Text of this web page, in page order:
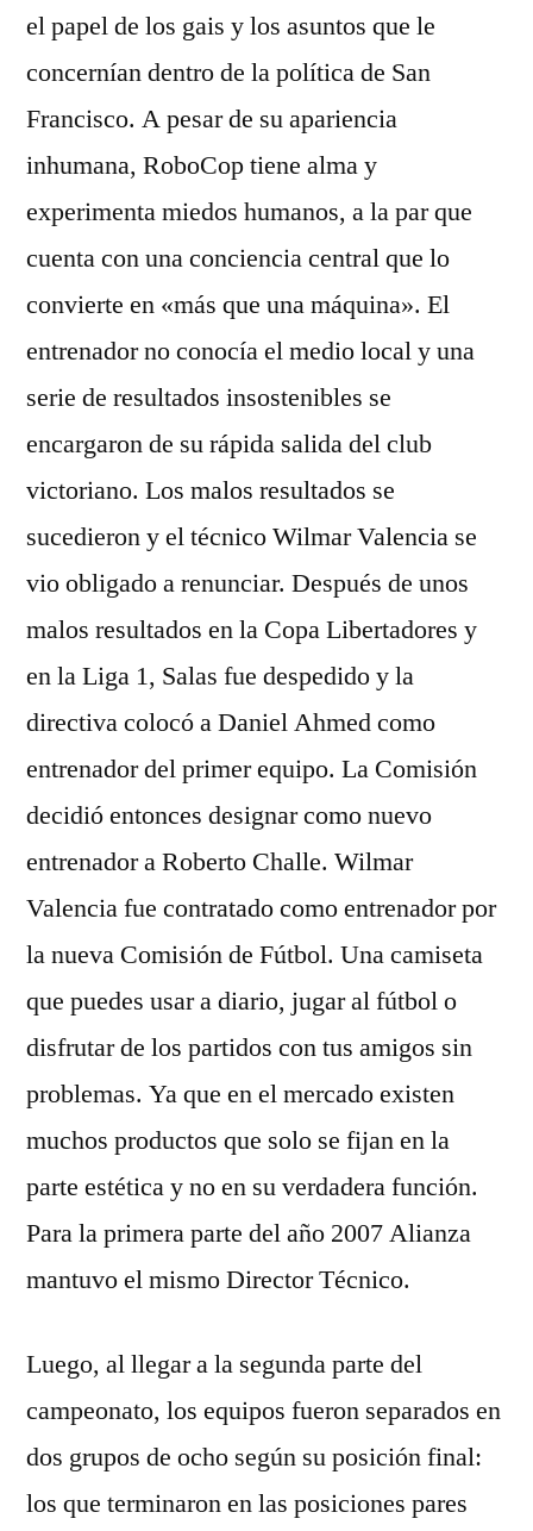
el papel de los gais y los asuntos que le
concernían dentro de la política de San
Francisco. A pesar de su apariencia
inhumana, RoboCop tiene alma y
experimenta miedos humanos, a la par que
cuenta con una conciencia central que lo
convierte en «más que una máquina». El
entrenador no conocía el medio local y una
serie de resultados insostenibles se
encargaron de su rápida salida del club
victoriano. Los malos resultados se
sucedieron y el técnico Wilmar Valencia se
vio obligado a renunciar. Después de unos
malos resultados en la Copa Libertadores y
en la Liga 1, Salas fue despedido y la
directiva colocó a Daniel Ahmed como
entrenador del primer equipo. La Comisión
decidió entonces designar como nuevo
entrenador a Roberto Challe. Wilmar
Valencia fue contratado como entrenador por
la nueva Comisión de Fútbol. Una camiseta
que puedes usar a diario, jugar al fútbol o
disfrutar de los partidos con tus amigos sin
problemas. Ya que en el mercado existen
muchos productos que solo se fijan en la
parte estética y no en su verdadera función.
Para la primera parte del año 2007 Alianza
mantuvo el mismo Director Técnico.
Luego, al llegar a la segunda parte del
campeonato, los equipos fueron separados en
dos grupos de ocho según su posición final:
los que terminaron en las posiciones pares